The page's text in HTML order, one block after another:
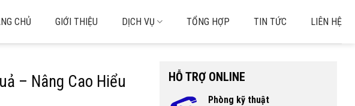
CHỦ GIỚI THIỆU DỊCH VỤ TỔNG HỢP TIN TỨC LIÊN HỆ
– Nâng Cao Hiểu
HỖ TRỢ ONLINE
Phòng kỹ thuật